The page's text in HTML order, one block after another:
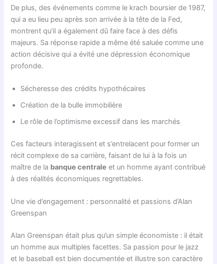
De plus, des événements comme le krach boursier de 1987,
qui a eu lieu peu après son arrivée à la tête de la Fed,
montrent qu’il a également dû faire face à des défis
majeurs. Sa réponse rapide a même été saluée comme une
action décisive qui a évité une dépression économique
profonde.
Sécheresse des crédits hypothécaires
Création de la bulle immobilière
Le rôle de l’optimisme excessif dans les marchés
Ces facteurs interagissent et s’entrelacent pour former un
récit complexe de sa carrière, faisant de lui à la fois un
maître de la banque centrale et un homme ayant contribué
à des réalités économiques regrettables.
Une vie d’engagement : personnalité et passions d’Alan
Greenspan
Alan Greenspan était plus qu’un simple économiste : il était
un homme aux multiples facettes. Sa passion pour le jazz
et le baseball est bien documentée et illustre son caractère